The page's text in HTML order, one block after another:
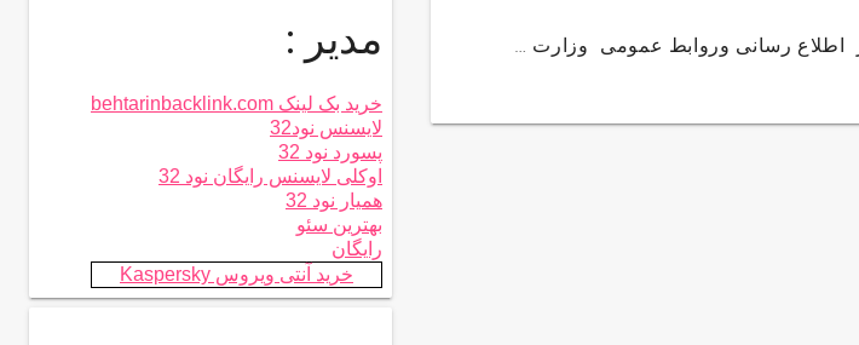
مدیر :
خرید بک لینک behtarinbacklink.com
لایسنس نود32
پسورد نود 32
اوکلی لایسنس رایگان نود 32
همیار نود 32
بهترین سئو
رایگان
خرید آنتی ویروس Kaspersky